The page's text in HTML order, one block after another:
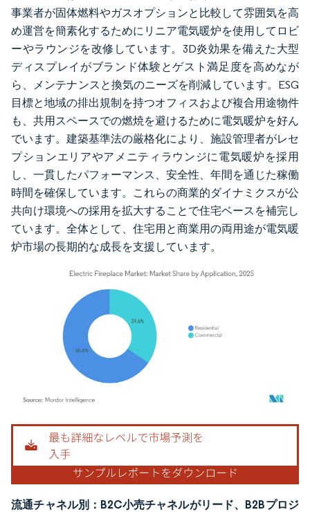
事業者が固体燃料やガスオプションと比較して雰囲気を高
め運営を簡素化するためにリニア電気暖炉を使用してロビ
ーやラウンジを改修しています。3D炎効果を備えた大型
ディスプレイがブランド体験とゲスト満足度を高めなが
ら、メンテナンスと換気のニーズを削減しています。ESG
目標と地域の排出規制を持つオフィスおよび複合用途物件
も、共用スペースでの燃焼を避けるために電気暖炉を好ん
でいます。建築基準法の厳格化により、施設管理者がレセ
プションエリアやアメニティラウンジに電気暖炉を採用
し、一貫したパフォーマンス、安全性、年間を通じた稼働
時間を確保しています。これらの商業的ダイナミクスが公
共向け環境への採用を拡大することで住宅ベースを補完し
ています。全体として、住宅用と商業用の両用途が電気暖
炉市場の長期的な成長を支援しています。
画像 © Mordor Intelligence。再利用にはCC BY 4.0の表示が必要です。
流通チャネル別：B2C小売チャネルがリード、B2Bプロジ